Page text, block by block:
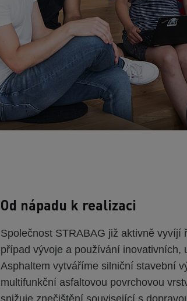
Od nápadu k realizaci
Společnost STRABAG již aktivně vyvíjí
případ vývoje a používání
Asphaltem vytváříme silniční stavební
multifunkční asfaltovou povrchovou
snižuje znečištění související s